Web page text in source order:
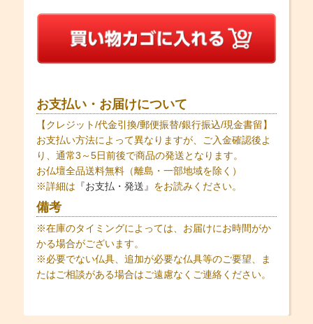
お支払い・お届けについて
【クレジット/代金引換/郵便振替/銀行振込/現金書留】
お支払い方法によって異なりますが、ご入金確認後よ
り、通常3～5日前後で商品の発送となります。
お仏壇全品送料無料（離島・一部地域を除く）
※詳細は 『お支払・発送』 をお読みください。
備考
※在庫のタイミングによっては、お届けにお時間がか
かる場合がございます。
※必要でない仏具、追加が必要な仏具等のご要望、ま
たはご相談がある場合はご遠慮なくご連絡ください。